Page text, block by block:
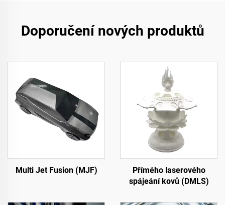
Doporučení nových produktů
Multi Jet Fusion (MJF)
Přímého laserového
spájeání kovů (DMLS)